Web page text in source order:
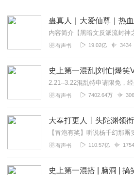
有声书 19.02亿 3434
史上第一混乱|刘忙|爆笑
有声书 7402.64万 306
有声书 110.57亿 1754
史上第一混搭 | 脑洞 | 搞